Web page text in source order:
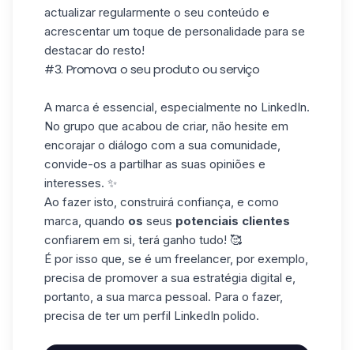
actualizar regularmente o seu conteúdo e
acrescentar um toque de personalidade para se
destacar do resto!
#3. Promova o seu produto ou serviço
A marca é essencial, especialmente no LinkedIn.
No grupo que acabou de criar, não hesite em
encorajar o diálogo com a sua comunidade,
convide-os a partilhar as suas opiniões e
interesses. ✨
Ao fazer isto, construirá confiança, e como
marca, quando os seus potenciais clientes
confiarem em si, terá ganho tudo! 🥰
É por isso que, se é um freelancer, por exemplo,
precisa de promover a sua estratégia digital e,
portanto, a sua marca pessoal. Para o fazer,
precisa de ter um perfil LinkedIn polido.